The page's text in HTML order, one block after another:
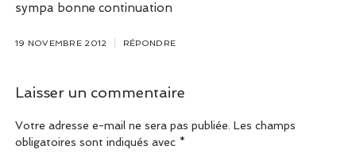
sympa bonne continuation
19 NOVEMBRE 2012 RÉPONDRE
Laisser un commentaire
Votre adresse e-mail ne sera pas publiée. Les champs
obligatoires sont indiqués avec *